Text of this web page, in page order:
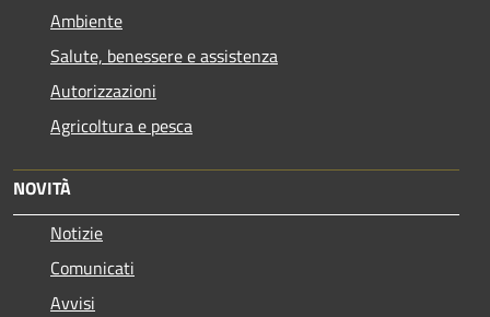
Ambiente
Salute, benessere e assistenza
Autorizzazioni
Agricoltura e pesca
NOVITÀ
Notizie
Comunicati
Avvisi